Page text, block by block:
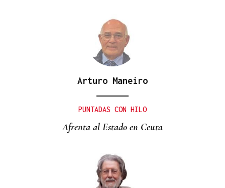
Arturo Maneiro
PUNTADAS CON HILO
Afrenta al Estado en Ceuta